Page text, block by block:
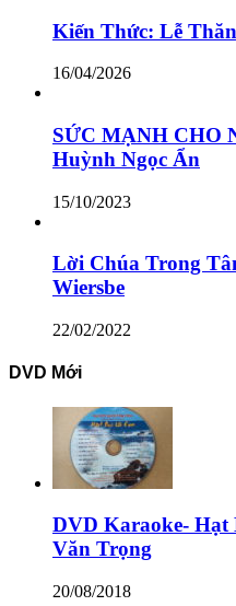
Kiến Thức: Lễ
16/04/2026
SỨC MẠNH CHO
Huỳnh Ngọc Ẩn
15/10/2023
Lời Chúa Trong
Wiersbe
22/02/2022
DVD Mới
DVD Karaoke- Hạt
Văn Trọng
20/08/2018